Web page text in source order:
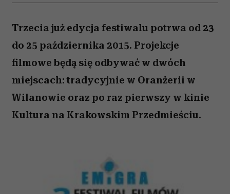
Trzecia już edycja festiwalu potrwa od 23
do 25 października 2015. Projekcje
filmowe będą się odbywać w dwóch
miejscach: tradycyjnie w Oranżerii w
Wilanowie oraz po raz pierwszy w kinie
Kultura na Krakowskim Przedmieściu.